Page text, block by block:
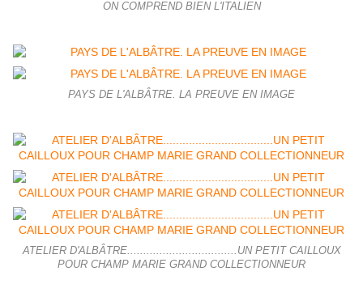
ON COMPREND BIEN L'ITALIEN
PAYS DE L'ALBÂTRE. LA PREUVE EN IMAGE
ATELIER D'ALBÂTRE..................................UN PETIT CAILLOUX
POUR CHAMP MARIE GRAND COLLECTIONNEUR